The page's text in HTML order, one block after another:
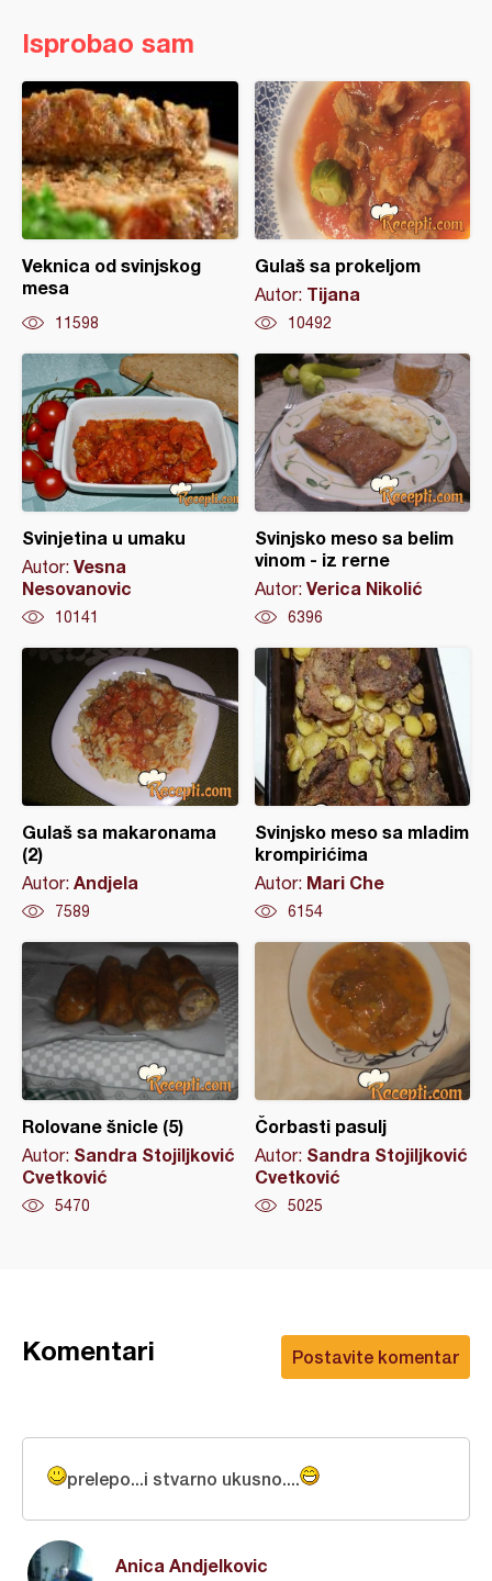
Isprobao sam
Veknica od svinjskog
mesa
11598
Gulaš sa prokeljom
Autor: Tijana
10492
Svinjetina u umaku
Autor: Vesna
Nesovanovic
10141
Svinjsko meso sa belim
vinom - iz rerne
Autor: Verica Nikolić
6396
Gulaš sa makaronama
(2)
Autor: Andjela
7589
Svinjsko meso sa mladim
krompirićima
Autor: Mari Che
6154
Rolovane šnicle (5)
Autor: Sandra Stojiljković
Cvetković
5470
Čorbasti pasulj
Autor: Sandra Stojiljković
Cvetković
5025
Postavite komentar
Komentari
Anica Andjelkovic
prelepo...i stvarno ukusno....